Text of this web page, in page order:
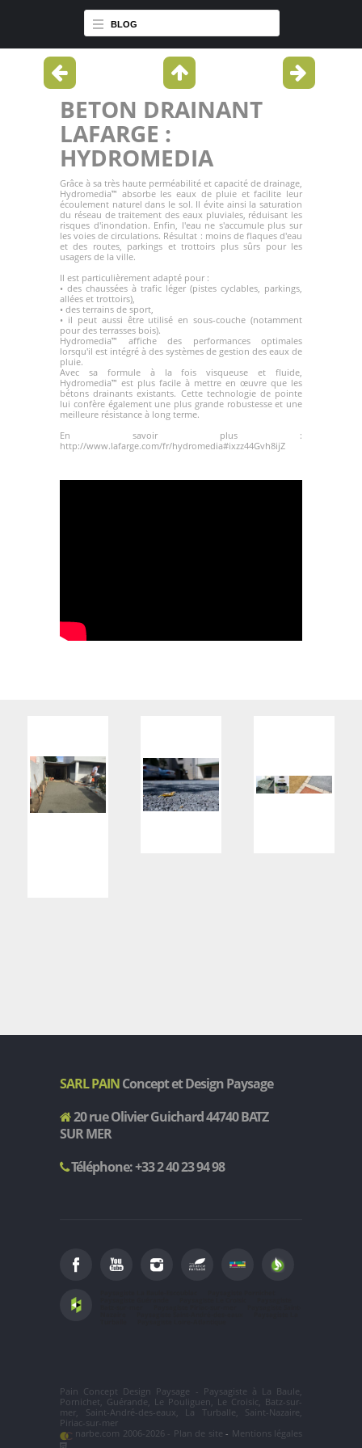
BLOG
BETON DRAINANT
LAFARGE :
HYDROMEDIA
Grâce à sa très haute perméabilité et capacité de drainage,
Hydromedia™ absorbe les eaux de pluie et facilite leur
écoulement naturel dans le sol. Il évite ainsi la saturation
du réseau de traitement des eaux pluviales, réduisant les
risques d'inondation. Enfin, l'eau ne s'accumule plus sur
les voies de circulations. Résultat : moins de flaques d'eau
et des routes, parkings et trottoirs plus sûrs pour les
usagers de la ville.
Il est particulièrement adapté pour :
• des chaussées à trafic léger (pistes cyclables, parkings,
allées et trottoirs),
• des terrains de sport,
• il peut aussi être utilisé en sous-couche (notamment
pour des terrasses bois).
Hydromedia™ affiche des performances optimales
lorsqu'il est intégré à des systèmes de gestion des eaux de
pluie.
Avec sa formule à la fois visqueuse et fluide,
Hydromedia™ est plus facile à mettre en œuvre que les
bétons drainants existants. Cette technologie de pointe
lui confère également une plus grande robustesse et une
meilleure résistance à long terme.
En savoir plus :
http://www.lafarge.com/fr/hydromedia#ixzz44Gvh8ijZ
SARL PAINConcept et Design Paysage
20 rue Olivier Guichard 44740 BATZ
SUR MER
Téléphone: +33 2 40 23 94 98
Pain Concept Design Paysage - Paysagiste à La Baule
Pornichet
Guérande Le Pouliguen Le Croisic
Batz-sur-
mer
Saint-André-des-eaux La Turballe Saint-Nazaire
Piriac-sur-mer
narbe.com 2006-2026 - Plan de site - Mentions légales